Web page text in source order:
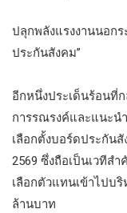
ปลุกพลังแรงงานนอก
ประกันสังคม”
อีกหนึ่งประเด็นร้อนที่
การรณรงค์และแนะน
เลือกตั้งบอร์ดประกัน
2569 ซึ่งถือเป็นเวทีส
เลือกตัวแทนเข้าไปบ
ล้านบาท